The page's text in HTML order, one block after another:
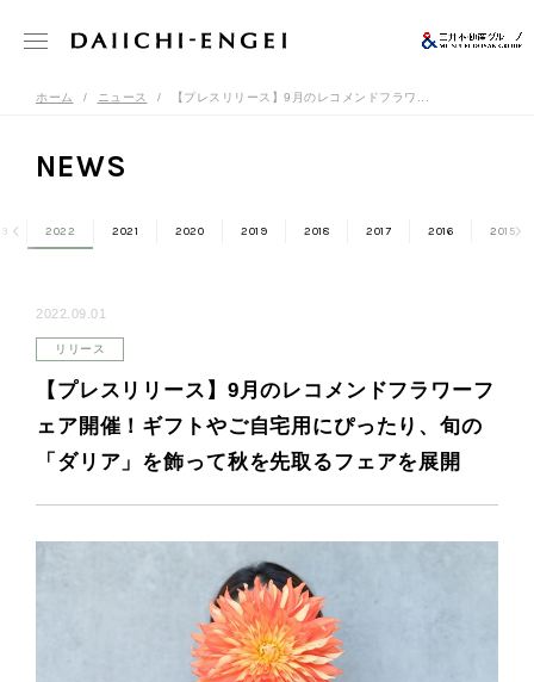
ホーム ニュース 【プレスリリース】9月のレコメンドフラワ...
NEWS
2022 2021 2020 2019 2018 2017 2016 2015
2022.09.01
リリース
【プレスリリース】9月のレコメンドフラワーフ
ェア開催！ギフトやご自宅用にぴったり、旬の
「ダリア」を飾って秋を先取るフェアを展開